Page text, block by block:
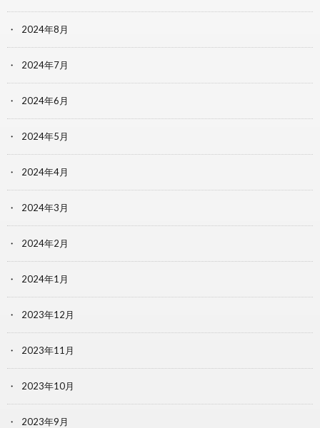
2024年8月
2024年7月
2024年6月
2024年5月
2024年4月
2024年3月
2024年2月
2024年1月
2023年12月
2023年11月
2023年10月
2023年9月